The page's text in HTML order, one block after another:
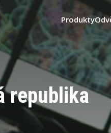
Produkty
republika